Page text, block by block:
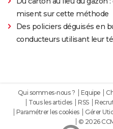
misent sur cette méthode
Des policiers déguisés en
conducteurs utilisant leur
Qui sommes-nous ? Equipe
Tous les articles
RSS
Paramétrer les cookies
Gérer
© 2026